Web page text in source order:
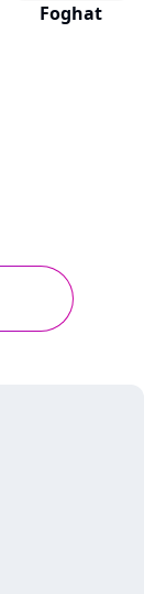
Foghat